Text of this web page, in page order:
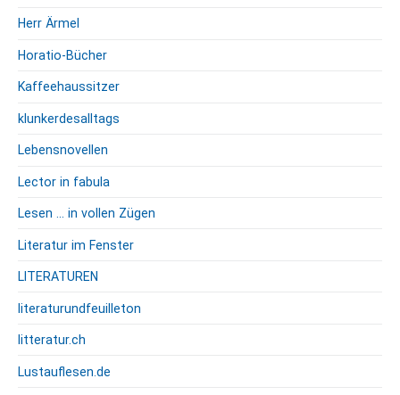
Herr Ärmel
Horatio-Bücher
Kaffeehaussitzer
klunkerdesalltags
Lebensnovellen
Lector in fabula
Lesen … in vollen Zügen
Literatur im Fenster
LITERATUREN
literaturundfeuilleton
litteratur.ch
Lustauflesen.de